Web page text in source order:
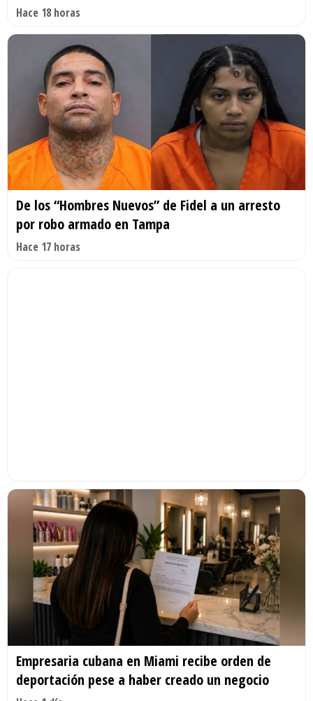
Hace 18 horas
De los “Hombres Nuevos” de Fidel a un arresto
por robo armado en Tampa
Hace 17 horas
Empresaria cubana en Miami recibe orden de
deportación pese a haber creado un negocio